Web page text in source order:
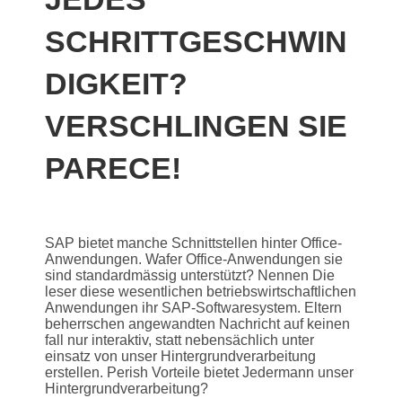
SCHRITTGESCHWIN
DIGKEIT?
VERSCHLINGEN SIE
PARECE!
SAP bietet manche Schnittstellen hinter Office-
Anwendungen. Wafer Office-Anwendungen sie
sind standardmässig unterstützt? Nennen Die
leser diese wesentlichen betriebswirtschaftlichen
Anwendungen ihr SAP-Softwaresystem. Eltern
beherrschen angewandten Nachricht auf keinen
fall nur interaktiv, statt nebensächlich unter
einsatz von unser Hintergrundverarbeitung
erstellen. Perish Vorteile bietet Jedermann unser
Hintergrundverarbeitung?